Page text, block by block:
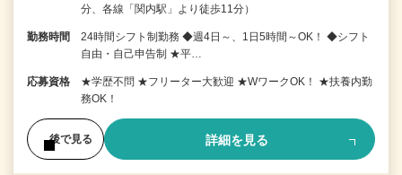
分、各線「関内駅」より徒歩11分）
勤務時間
24時間シフト制勤務 ◆週4日～、1日5時間～OK！ ◆シフト
自由・自己申告制 ★平…
応募資格
★学歴不問 ★フリーター大歓迎 ★WワークOK！ ★扶養内勤
務OK！
後で見る 詳細を見る